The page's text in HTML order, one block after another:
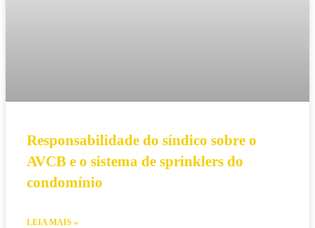
Responsabilidade do síndico sobre o
AVCB e o sistema de sprinklers do
condomínio
LEIA MAIS »